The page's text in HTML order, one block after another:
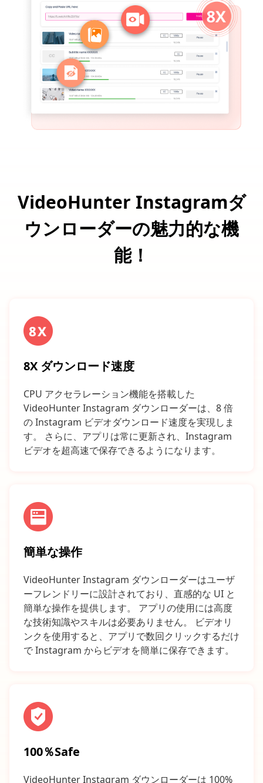
VideoHunter Instagramダ
ウンローダーの魅力的な機
能！
8X ダウンロード速度
CPU アクセラレーション機能を搭載した
VideoHunter Instagram ダウンローダーは、8 倍
の Instagram ビデオダウンロード速度を実現しま
す。 さらに、アプリは常に更新され、Instagram
ビデオを超高速で保存できるようになります。
簡単な操作
VideoHunter Instagram ダウンローダーはユーザ
ーフレンドリーに設計されており、直感的な UI と
簡単な操作を提供します。 アプリの使用には高度
な技術知識やスキルは必要ありません。 ビデオリ
ンクを使用すると、アプリで数回クリックするだけ
で Instagram からビデオを簡単に保存できます。
100％Safe
VideoHunter Instagram ダウンローダーは 100%